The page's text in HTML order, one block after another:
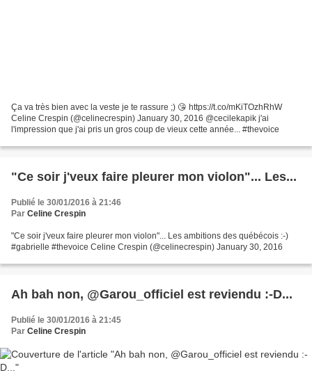
Ça va très bien avec la veste je te rassure ;) 😘 https://t.co/mKiTOzhRhW
Celine Crespin (@celinecrespin) January 30, 2016 @cecilekapik j'ai
l'impression que j'ai pris un gros coup de vieux cette année... #thevoice
"Ce soir j'veux faire pleurer mon violon"... Les...
Publié le 30/01/2016 à 21:46
Par Celine Crespin
"Ce soir j'veux faire pleurer mon violon"... Les ambitions des québécois :-)
#gabrielle #thevoice Celine Crespin (@celinecrespin) January 30, 2016
Ah bah non, @Garou_officiel est reviendu :-D...
Publié le 30/01/2016 à 21:45
Par Celine Crespin